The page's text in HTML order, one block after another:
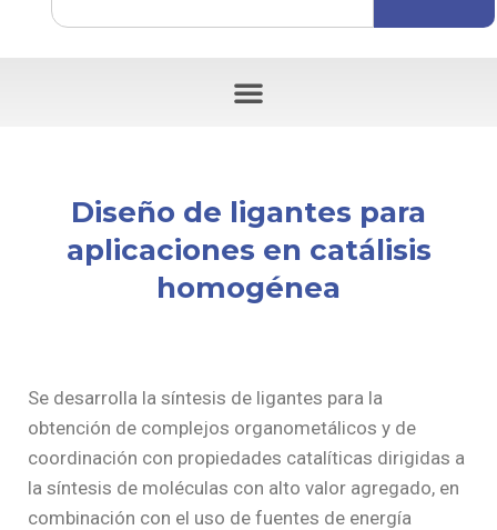
Diseño de ligantes para
aplicaciones en catálisis
homogénea
Se desarrolla la síntesis de ligantes para la
obtención de complejos organometálicos y de
coordinación con propiedades catalíticas dirigidas a
la síntesis de moléculas con alto valor agregado, en
combinación con el uso de fuentes de energía